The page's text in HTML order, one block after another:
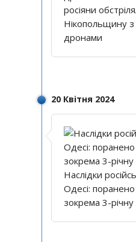
росіяни
Нікопольщину з
дронами
20 Квітня 2024
Наслідки
Одесі:
зокрема 3-